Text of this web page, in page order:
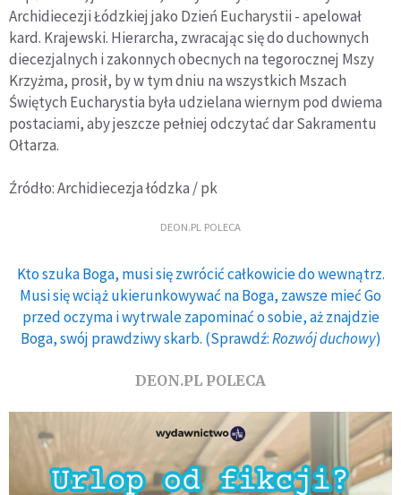
Archidiecezji Łódzkiej jako Dzień Eucharystii - apelował
kard. Krajewski. Hierarcha, zwracając się do duchownych
diecezjalnych i zakonnych obecnych na tegorocznej Mszy
Krzyżma, prosił, by w tym dniu na wszystkich Mszach
Świętych Eucharystia była udzielana wiernym pod dwiema
postaciami, aby jeszcze pełniej odczytać dar Sakramentu
Ołtarza.
Źródło: Archidiecezja łódzka / pk
DEON.PL POLECA
Kto szuka Boga, musi się zwrócić całkowicie do wewnątrz.
Musi się wciąż ukierunkowywać na Boga, zawsze mieć Go
przed oczyma i wytrwale zapominać o sobie, aż znajdzie
Boga, swój prawdziwy skarb. (Sprawdź:Rozwój duchowy)
DEON.PL POLECA